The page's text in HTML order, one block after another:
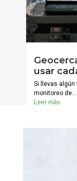
usar
Si llevas
monitoreo de...
Leer más